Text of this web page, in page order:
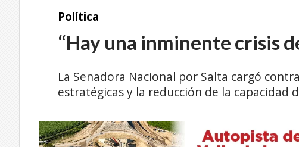
“Hay una inminente crisis
La Senadora Nacional por Salta cargó
estratégicas y la reducción de la capacidad
Política